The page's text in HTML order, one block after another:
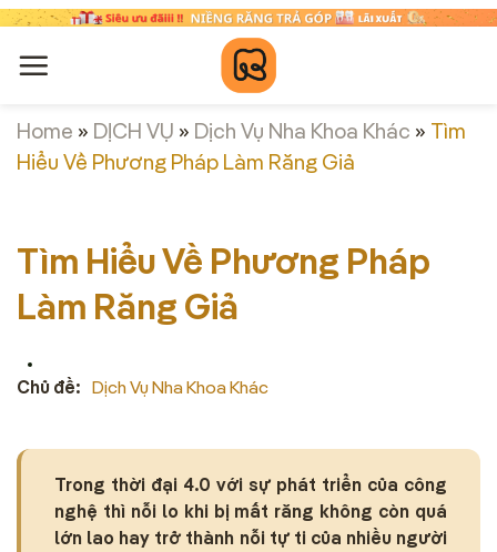
Chuyển
nội
Home » DỊCH VỤ » Dịch Vụ Nha Khoa Khác » Tìm
Hiểu Về Phương Pháp Làm Răng Giả
Tìm Hiểu Về Phương Pháp
Làm Răng Giả
Chủ đề: Dịch Vụ Nha Khoa Khác
Trong thời đại 4.0 với sự phát triển của công
nghệ thì nỗi lo khi bị mất răng không còn quá
lớn lao hay trở thành nỗi tự ti của nhiều người